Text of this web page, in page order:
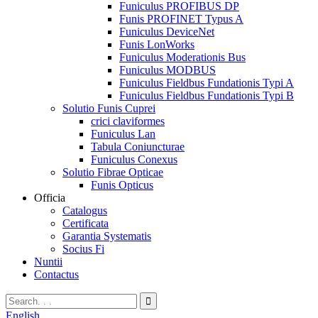
Funiculus PROFIBUS DP
Funis PROFINET Typus A
Funiculus DeviceNet
Funis LonWorks
Funiculus Moderationis Bus
Funiculus MODBUS
Funiculus Fieldbus Fundationis Typi A
Funiculus Fieldbus Fundationis Typi B
Solutio Funis Cuprei
crici claviformes
Funiculus Lan
Tabula Coniuncturae
Funiculus Conexus
Solutio Fibrae Opticae
Funis Opticus
Officia
Catalogus
Certificata
Garantia Systematis
Socius Fi
Nuntii
Contactus
English